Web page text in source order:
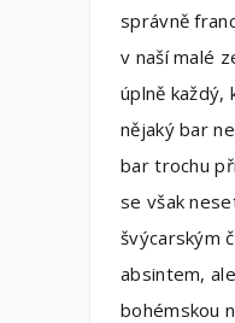
správně
v naší malé
úplně každý,
nějaký bar
bar trochu
se však
švýcarským
absintem,
bohémskou